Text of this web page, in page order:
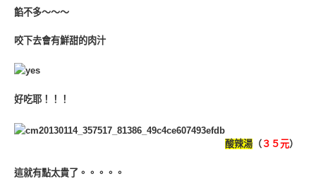
餡不多～～～
咬下去會有鮮甜的肉汁
好吃耶！！！
酸辣湯（ ３５元）
這就有點太貴了。。。。。